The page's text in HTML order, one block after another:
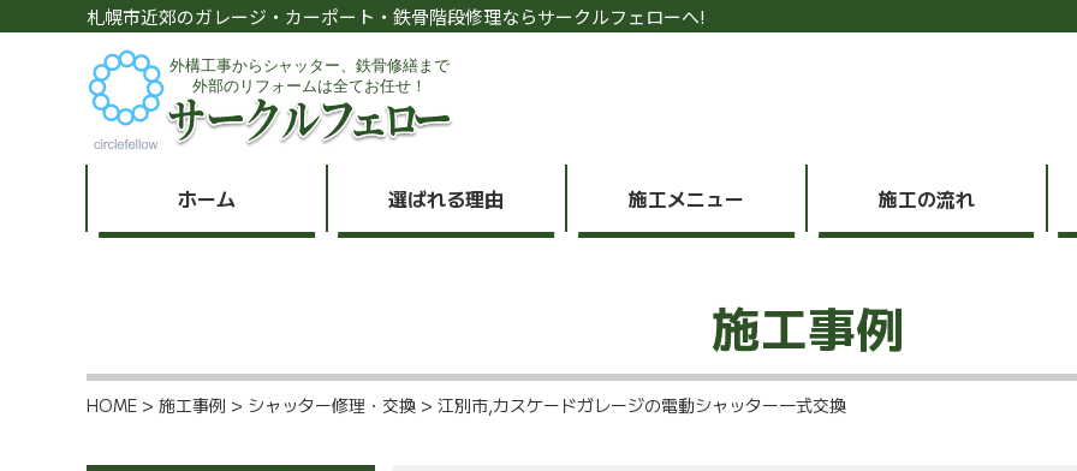
札幌市近郊のガレージ・カーポート・鉄骨階段修理ならサークルフェローへ!
ホーム 選ばれる理由 施工メニュー 施工の流れ
施工事例
HOME > 施工事例 > シャッター修理・交換 > 江別市,カスケードガレージの電動シャッター一式交換